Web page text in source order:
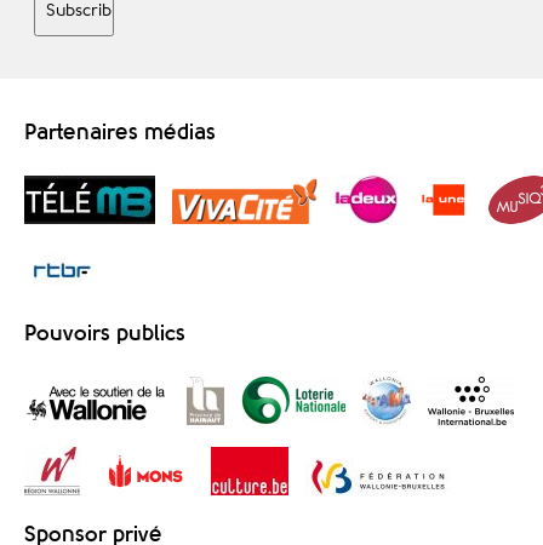
Partenaires médias
Pouvoirs publics
Sponsor privé